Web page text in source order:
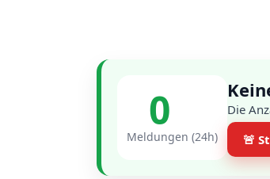
0
Meldungen (24h)
Die
🚨